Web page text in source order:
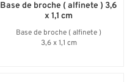
Base de broche ( alfinete )
3,6 x 1,1 cm
Base de broche ( alfinete ) 3,6
x 1,1 cm